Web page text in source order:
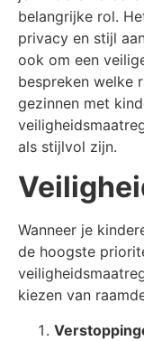
belangrijke rol.
privacy en stijl
ook om een
bespreken welke
gezinnen met
als stijlvol zijn.
Wanneer je
de hoogste
kiezen van